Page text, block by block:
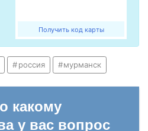
Получить код карты
россия мурманск